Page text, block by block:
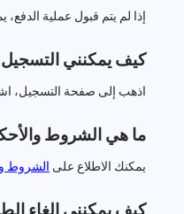
إذا لم يتم قبول عملية
كيف يمكنني
اذهب إلى صفحة التسجيل،
ما هي الشروط
يمكنك الاطلاع على الشروط
كيف يمكنني إلغاء